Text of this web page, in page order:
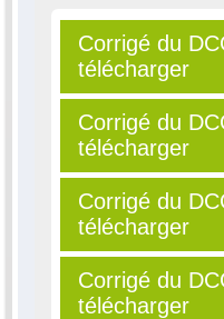
Corrigé du
télécharger
Corrigé du
télécharger
Corrigé du
télécharger
Corrigé du
télécharger